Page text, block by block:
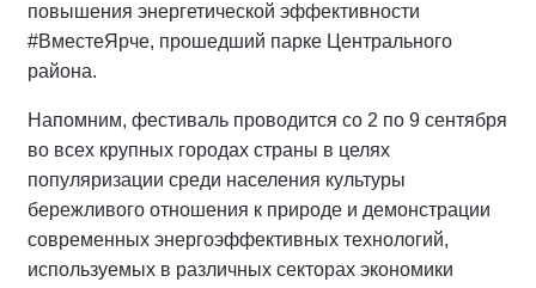
повышения энергетической эффективности
#ВместеЯрче, прошедший парке Центрального
района.
Напомним, фестиваль проводится со 2 по 9 сентября
во всех крупных городах страны в целях
популяризации среди населения культуры
бережливого отношения к природе и демонстрации
современных энергоэффективных технологий,
используемых в различных секторах экономики